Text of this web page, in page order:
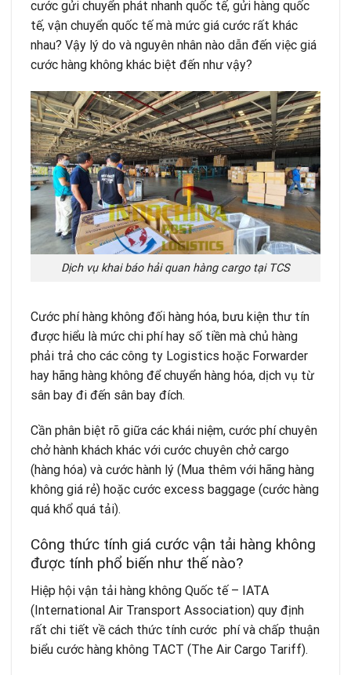
cước gửi chuyển phát nhanh quốc tế, gửi hàng quốc
tế, vận chuyển quốc tế mà mức giá cước rất khác
nhau? Vậy lý do và nguyên nhân nào dẫn đến việc giá
cước hàng không khác biệt đến như vậy?
Dịch vụ khai báo hải quan hàng cargo tại TCS
Cước phí hàng không đối hàng hóa, bưu kiện thư tín
được hiểu là mức chi phí hay số tiền mà chủ hàng
phải trả cho các công ty Logistics hoặc Forwarder
hay hãng hàng không để chuyển hàng hóa, dịch vụ từ
sân bay đi đến sân bay đích.
Cần phân biệt rõ giữa các khái niệm, cước phí chuyên
chở hành khách khác với cước chuyên chở cargo
(hàng hóa) và cước hành lý (Mua thêm với hãng hàng
không giá rẻ) hoặc cước excess baggage (cước hàng
quá khổ quá tải).
Công thức tính giá cước vận tải hàng không
được tính phổ biến như thế nào?
Hiệp hội vận tải hàng không Quốc tế – IATA
(International Air Transport Association) quy định
rất chi tiết về cách thức tính cước phí và chấp thuận
biểu cước hàng không TACT (The Air Cargo Tariff).